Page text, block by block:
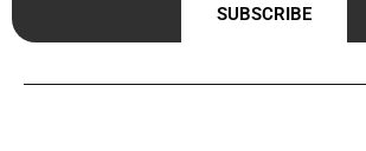
SUBSCRIBE